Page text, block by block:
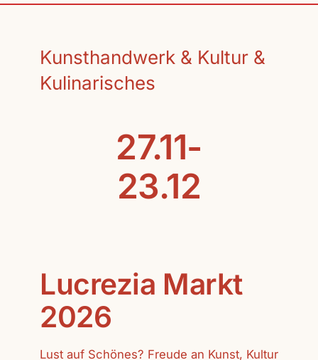
Kunsthandwerk & Kultur &
Kulinarisches
27.11-
23.12
Lucrezia Markt
2026
Lust auf Schönes? Freude an Kunst, Kultur